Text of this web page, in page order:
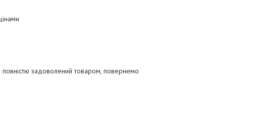
задоволений товаром, повернемо